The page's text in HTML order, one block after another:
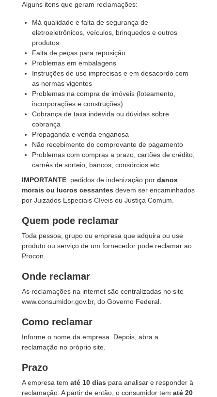
Alguns itens que geram reclamações:
Má qualidade e falta de segurança de
eletroeletrônicos, veículos, brinquedos e outros
produtos
Falta de peças para reposição
Problemas em embalagens
Instruções de uso imprecisas e em desacordo com
as normas vigentes
Problemas na compra de imóveis (loteamento,
incorporações e construções)
Cobrança de taxa indevida ou dúvidas sobre
cobrança
Propaganda e venda enganosa
Não recebimento do comprovante de pagamento
Problemas com compras a prazo, cartões de crédito,
carnês de sorteio, bancos, consórcios etc.
IMPORTANTE: pedidos de indenização por danos
morais ou lucros cessantes devem ser encaminhados
por Juizados Especiais Cíveis ou Justiça Comum.
Quem pode reclamar
Toda pessoa, grupo ou empresa que adquira ou use
produto ou serviço de um fornecedor pode reclamar ao
Procon.
Onde reclamar
As reclamações na internet são centralizadas no site
www.consumidor.gov.br, do Governo Federal.
Como reclamar
Informe o nome da empresa. Depois, abra a
reclamação no próprio site.
Prazo
A empresa tem até 10 dias para analisar e responder à
reclamação. A partir de então, o consumidor tem até 20